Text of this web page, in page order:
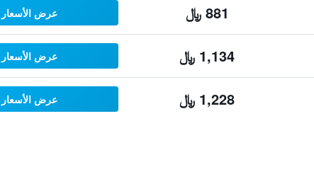
881 ﷼ عرض الأسعار
1,134 ﷼ عرض الأسعار
1,228 ﷼ عرض الأسعار